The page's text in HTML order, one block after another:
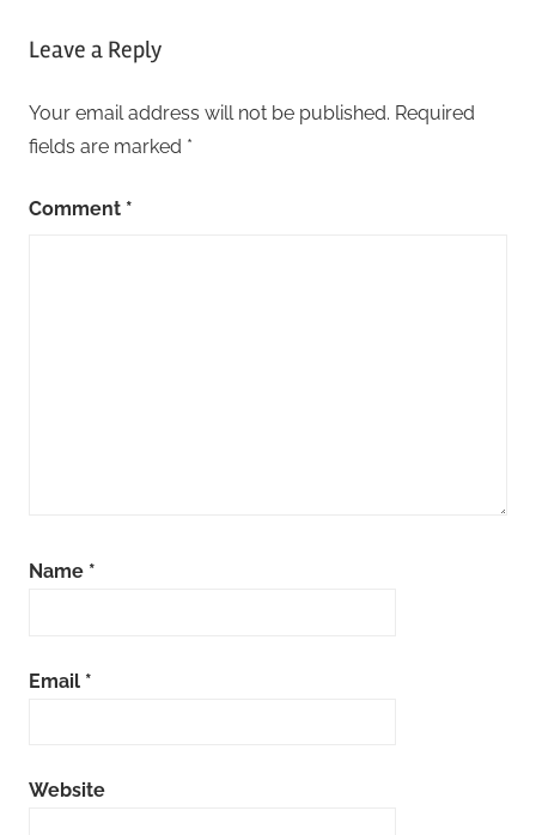
Leave a Reply
Your email address will not be published. Required
fields are marked *
Comment *
Name *
Email *
Website